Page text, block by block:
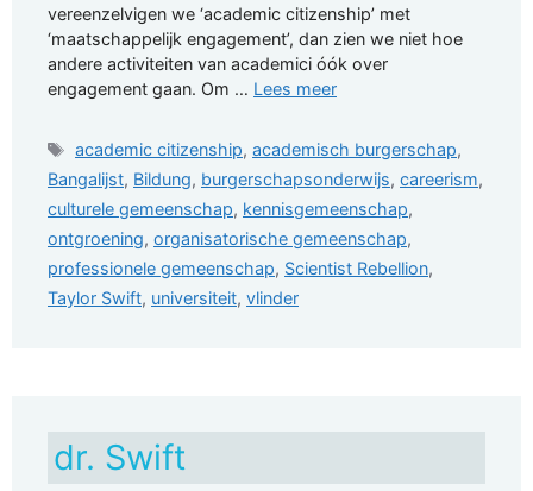
vereenzelvigen we ‘academic citizenship’ met
‘maatschappelijk engagement’, dan zien we niet hoe
andere activiteiten van academici óók over
engagement gaan. Om … Lees meer
Tags
academic citizenship,academisch burgerschap,
Bangalijst, Bildung, burgerschapsonderwijs, careerism,
culturele gemeenschap, kennisgemeenschap,
ontgroening, organisatorische gemeenschap,
professionele gemeenschap, Scientist Rebellion,
Taylor Swift, universiteit, vlinder
dr. Swift